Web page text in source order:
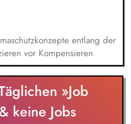
Du hilfst
, Speicher-,
fit für Heartbeat AI
Keine Kaltakquise: Du
und
zu 1KOMMA5° hatten
entlang der
vor Kompensieren
»Job
keine Jobs